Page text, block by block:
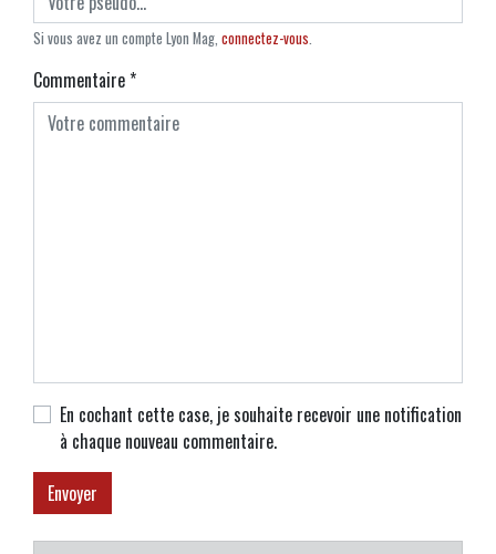
Si vous avez un compte Lyon Mag, connectez-vous.
Commentaire*
En cochant cette case, je souhaite recevoir une notification
à chaque nouveau commentaire.